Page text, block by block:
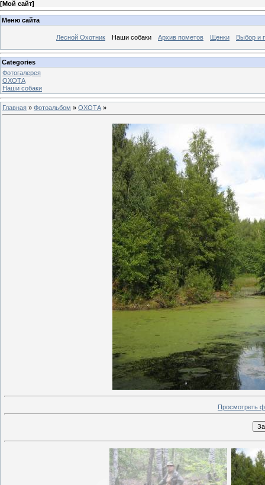
[Мой сайт]
Меню сайта
Лесной Охотник Наши собаки Архив пометов Щенки Выбор и
Categories
Фотогалерея
ОХОТА
Наши собаки
Главная » Фотоальбом » ОХОТА »
Просмотреть